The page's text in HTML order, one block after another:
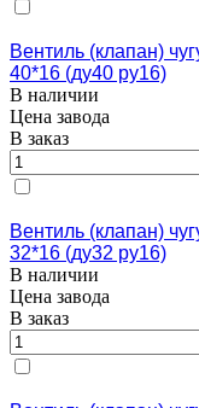
Вентиль (клапан)
40*16 (ду40 ру16)
В наличии
Цена завода
В заказ
Вентиль (клапан)
32*16 (ду32 ру16)
В наличии
Цена завода
В заказ